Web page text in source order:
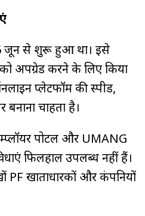
जून से शुरू हुआ था। इसे
अपग्रेड करने के लिए किया
प्लेटफॉर्म की स्पीड,
बनाना चाहता है।
पोर्टल और UMANG
फिलहाल उपलब्ध नहीं हैं।
खाताधारकों और कंपनियों